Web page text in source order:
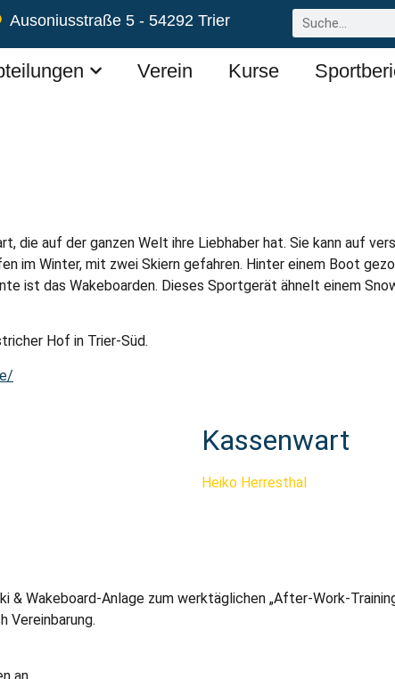
Ausoniusstraße 5 - 54292 Trier
Verein Kurse
die auf der ganzen Welt ihre Liebhaber hat. Sie kann auf
im Winter, mit zwei Skiern gefahren. Hinter einem Boot
ist das Wakeboarden. Dieses Sportgerät ähnelt einem
Hof in Trier-Süd.
Kassenwart
Heiko Herresthal
& Wakeboard-Anlage zum werktäglichen „After-Work-
Vereinbarung.
an.